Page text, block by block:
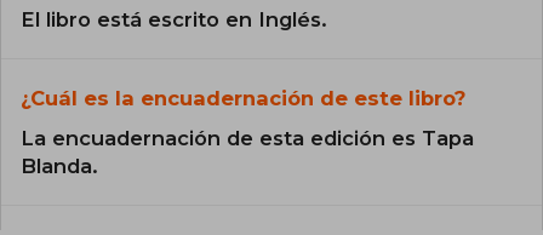
El libro está escrito en Inglés.
¿Cuál es la encuadernación de este libro?
La encuadernación de esta edición es Tapa
Blanda.